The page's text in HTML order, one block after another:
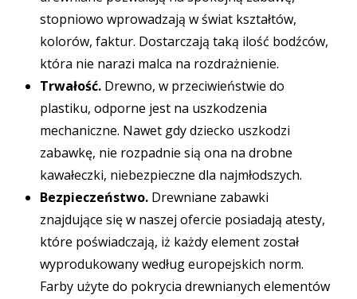
stopniowo wprowadzają w świat kształtów,
kolorów, faktur. Dostarczają taką ilość bodźców,
która nie narazi malca na rozdrażnienie.
Trwałość. Drewno, w przeciwieństwie do
plastiku, odporne jest na uszkodzenia
mechaniczne. Nawet gdy dziecko uszkodzi
zabawkę, nie rozpadnie sią ona na drobne
kawałeczki, niebezpieczne dla najmłodszych.
Bezpieczeństwo. Drewniane zabawki
znajdujące się w naszej ofercie posiadają atesty,
które poświadczają, iż każdy element został
wyprodukowany według europejskich norm.
Farby użyte do pokrycia drewnianych elementów